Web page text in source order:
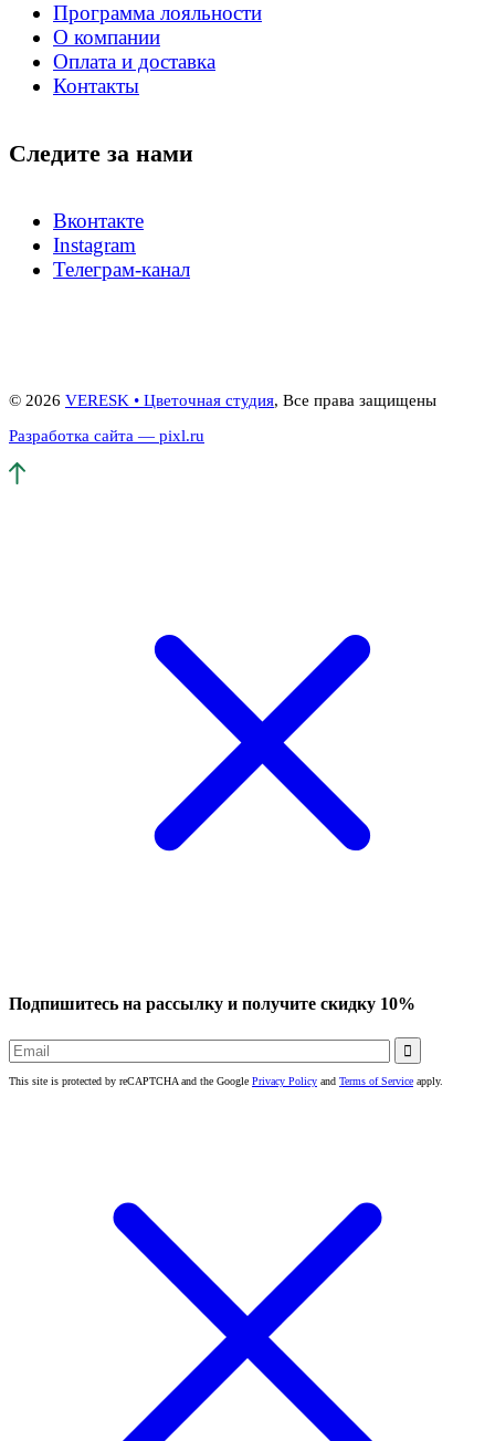
Программа лояльности
О компании
Оплата и доставка
Контакты
Следите за нами
Вконтакте
Instagram
Телеграм-канал
© 2026 VERESK • Цветочная студия, Все права защищены
Разработка сайта — pixl.ru
Подпишитесь на рассылку и получите скидку 10%

This site is protected by reCAPTCHA and the Google Privacy Policy and Terms of Service apply.